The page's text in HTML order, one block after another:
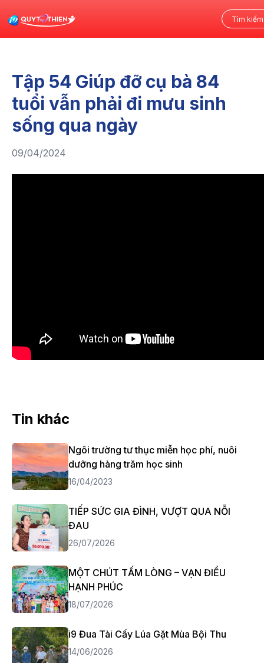
Tập 54 Giúp đỡ cụ bà 84
tuổi vẫn phải đi mưu sinh
sống qua ngày
09/04/2024
Tin khác
Ngôi trường tư thục miễn học phí, nuôi
dưỡng hàng trăm học sinh
16/04/2023
TIẾP SỨC GIA ĐÌNH, VƯỢT QUA NỖI
ĐAU
26/07/2026
MỘT CHÚT TẤM LÒNG – VẠN ĐIỀU
HẠNH PHÚC
18/07/2026
i9 Đua Tài Cấy Lúa Gặt Mùa Bội Thu
14/06/2026